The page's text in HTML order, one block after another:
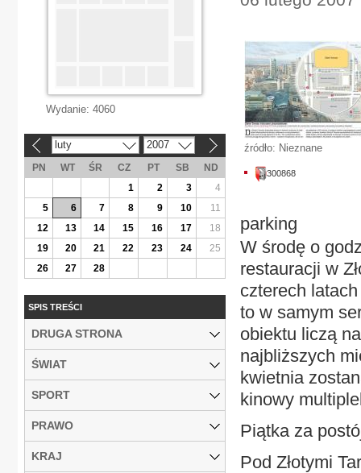
źródło: Nieznane
300868
parking
W środę o
restauracji w
czterech
to w samym
obiektu liczą
najbliższych
kwietnia
kinowy
Piątka za
Pod Złotymi
Wydanie: 4060
luty 2007
PN WT ŚR CZ PT SB
ND
1
2 3
4
5
6 7 8 9 10
11
12
13 14 15 16 17
18
19
20 21 22 23 24
25
26
27 28
SPIS TREŚCI
DRUGA STRONA
ŚWIAT
SPORT
PRAWO
KRAJ